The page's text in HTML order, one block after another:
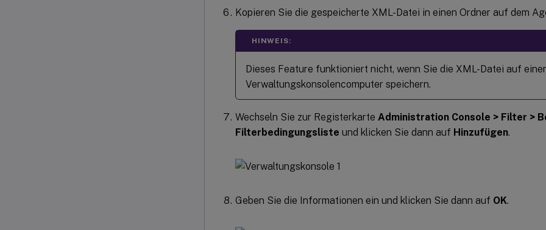
Kopieren Sie die gespeicherte XML-Datei in einen Ordner auf dem
HINWEIS:
Dieses Feature funktioniert nicht, wenn Sie die XML-Datei auf
Verwaltungskonsolencomputer speichern.
Wechseln Sie zur Registerkarte Administration Console > Filter >
Filterbedingungsliste und klicken Sie dann auf Hinzufügen.
Geben Sie die Informationen ein und klicken Sie dann auf OK.